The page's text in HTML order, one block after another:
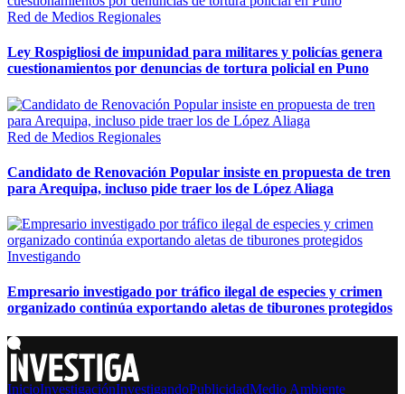
Red de Medios Regionales
Ley Rospigliosi de impunidad para militares y policías genera
cuestionamientos por denuncias de tortura policial en Puno
Red de Medios Regionales
Candidato de Renovación Popular insiste en propuesta de tren
para Arequipa, incluso pide traer los de López Aliaga
Investigando
Empresario investigado por tráfico ilegal de especies y crimen
organizado continúa exportando aletas de tiburones protegidos
InicioInvestigaciónInvestigandoPublicidadMedio Ambiente